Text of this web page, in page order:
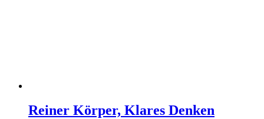
Reiner Körper, Klares Denken